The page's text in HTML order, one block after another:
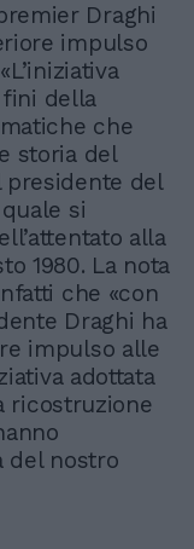
Draghi
impulso
della
che
storia del
presidente del
si
alla
1980. La nota
che «con
Draghi ha
impulso alle
adottata
ricostruzione
del nostro